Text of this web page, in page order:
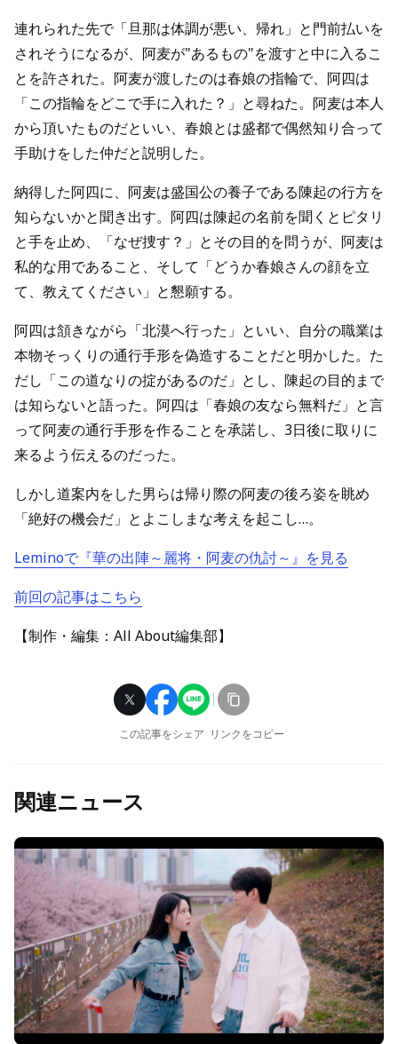
連れられた先で「旦那は体調が悪い、帰れ」と門前払いを
されそうになるが、阿麦が"あるもの"を渡すと中に入るこ
とを許された。阿麦が渡したのは春娘の指輪で、阿四は
「この指輪をどこで手に入れた？」と尋ねた。阿麦は本人
から頂いたものだといい、春娘とは盛都で偶然知り合って
手助けをした仲だと説明した。
納得した阿四に、阿麦は盛国公の養子である陳起の行方を
知らないかと聞き出す。阿四は陳起の名前を聞くとピタリ
と手を止め、「なぜ捜す？」とその目的を問うが、阿麦は
私的な用であること、そして「どうか春娘さんの顔を立
て、教えてください」と懇願する。
阿四は頷きながら「北漠へ行った」といい、自分の職業は
本物そっくりの通行手形を偽造することだと明かした。た
だし「この道なりの掟があるのだ」とし、陳起の目的まで
は知らないと語った。阿四は「春娘の友なら無料だ」と言
って阿麦の通行手形を作ることを承諾し、3日後に取りに
来るよう伝えるのだった。
しかし道案内をした男らは帰り際の阿麦の後ろ姿を眺め
「絶好の機会だ」とよこしまな考えを起こし…。
Leminoで『華の出陣～麗将・阿麦の仇討～』を見る
前回の記事はこちら
【制作・編集：All About編集部】
この記事をシェア リンクをコピー
関連ニュース